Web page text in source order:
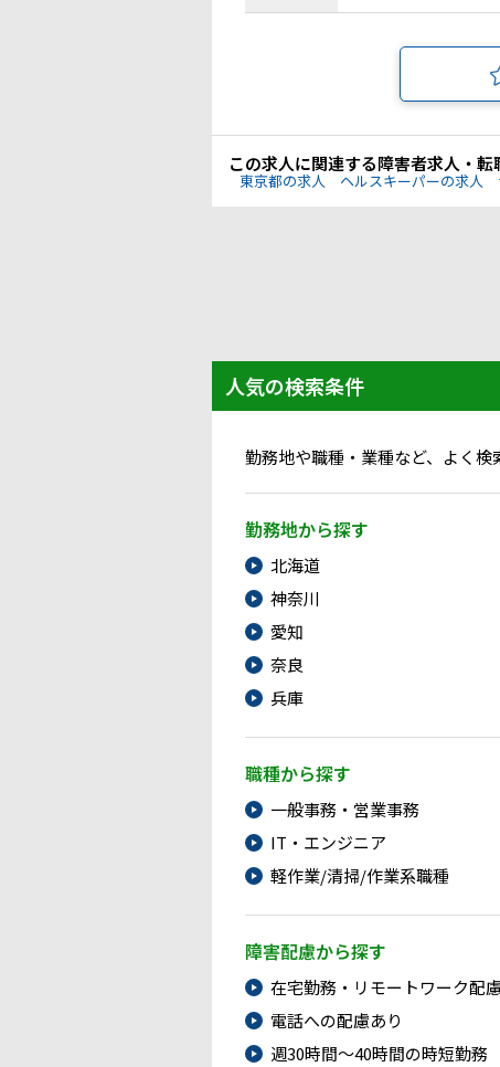
この求人に関連する障害者求人・転
東京都の求人 ヘルスキーパーの求人
人気の検索条件
勤務地や職種・業種など、よく検
勤務地から探す
北海道
神奈川
愛知
奈良
兵庫
職種から探す
一般事務・営業事務
IT・エンジニア
軽作業/清掃/作業系職種
障害配慮から探す
在宅勤務・リモートワーク配慮
電話への配慮あり
週30時間～40時間の時短勤務